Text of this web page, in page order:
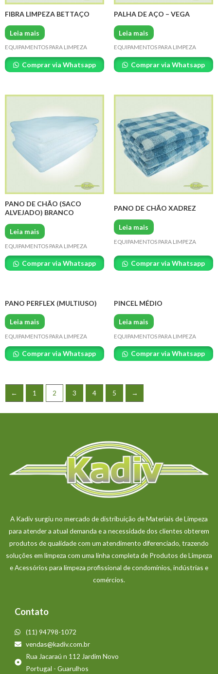
FIBRA LIMPEZA BETTAÇO
Leia mais
EQUIPAMENTOS PARA LIMPEZA
Comprar via Whatsapp
PALHA DE AÇO – VEGA
Leia mais
EQUIPAMENTOS PARA LIMPEZA
Comprar via Whatsapp
PANO DE CHÃO (SACO
ALVEJADO) BRANCO
Leia mais
EQUIPAMENTOS PARA LIMPEZA
Comprar via Whatsapp
PANO DE CHÃO XADREZ
Leia mais
EQUIPAMENTOS PARA LIMPEZA
Comprar via Whatsapp
PANO PERFLEX (MULTIUSO)
Leia mais
EQUIPAMENTOS PARA LIMPEZA
Comprar via Whatsapp
PINCEL MÉDIO
Leia mais
EQUIPAMENTOS PARA LIMPEZA
Comprar via Whatsapp
← 1 2 3 4 5 →
A Kadiv surgiu no mercado de distribuição de Materiais de Limpeza
para atender a atual demanda e a necessidade dos clientes obterem
produtos de qualidade com um atendimento diferenciado, trazendo
soluções em limpeza com uma linha completa de Produtos de Limpeza
e Acessórios para limpeza profissional de condomínios, indústrias e
comércios.
Contato
(11) 94798-1072
vendas@kadiv.com.br
Rua Jacaraú n 112 Jardim Novo
Portugal - Guarulhos